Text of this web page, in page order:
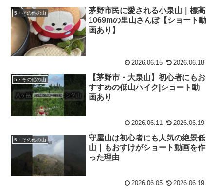
5・その他の山
茅野市民に愛される小泉山｜標高
1069mの里山さんぽ【ショート動
画あり】
2026.06.15 2026.06.18
5・その他の山
【茅野市・大泉山】初心者にもお
すすめの低山ハイク|ショート動
画あり
2026.06.11 2026.06.19
5・その他の山
守屋山は初心者にも人気の絶景低
山｜もおすけがショート動画を作
った理由
2026.06.05 2026.06.19